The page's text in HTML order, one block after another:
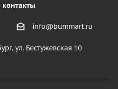
info@bummart.ru
ул. Бестужевская 10